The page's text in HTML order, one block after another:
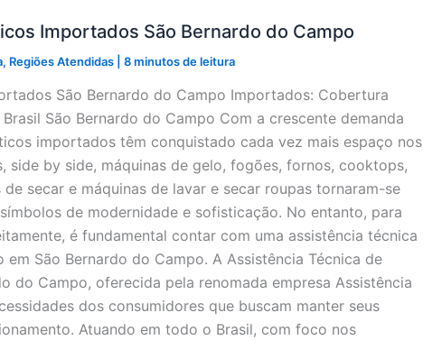
Importados São Bernardo do Campo
, Regiões Atendidas 8 minutos de leitura
São Bernardo do Campo Importados: Cobertura
São Bernardo do Campo Com a crescente demanda
importados têm conquistado cada vez mais espaço nos
side by side, máquinas de gelo, fogões, fornos, cooktops,
secar e máquinas de lavar e secar roupas tornaram-se
de modernidade e sofisticação. No entanto, para
é fundamental contar com uma assistência técnica
São Bernardo do Campo. A Assistência Técnica de
do Campo, oferecida pela renomada empresa Assistência
dos consumidores que buscam manter seus
Atuando em todo o Brasil, com foco nos